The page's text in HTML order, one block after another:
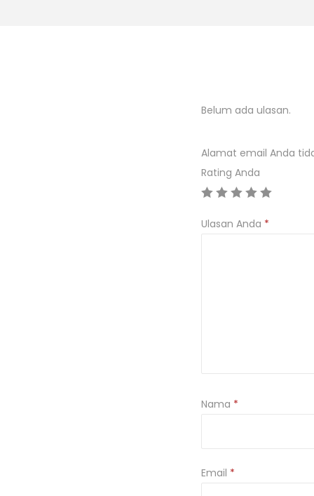
Belum ada ulasan.
Alamat email Anda
Rating Anda
Ulasan Anda *
Nama *
Email *